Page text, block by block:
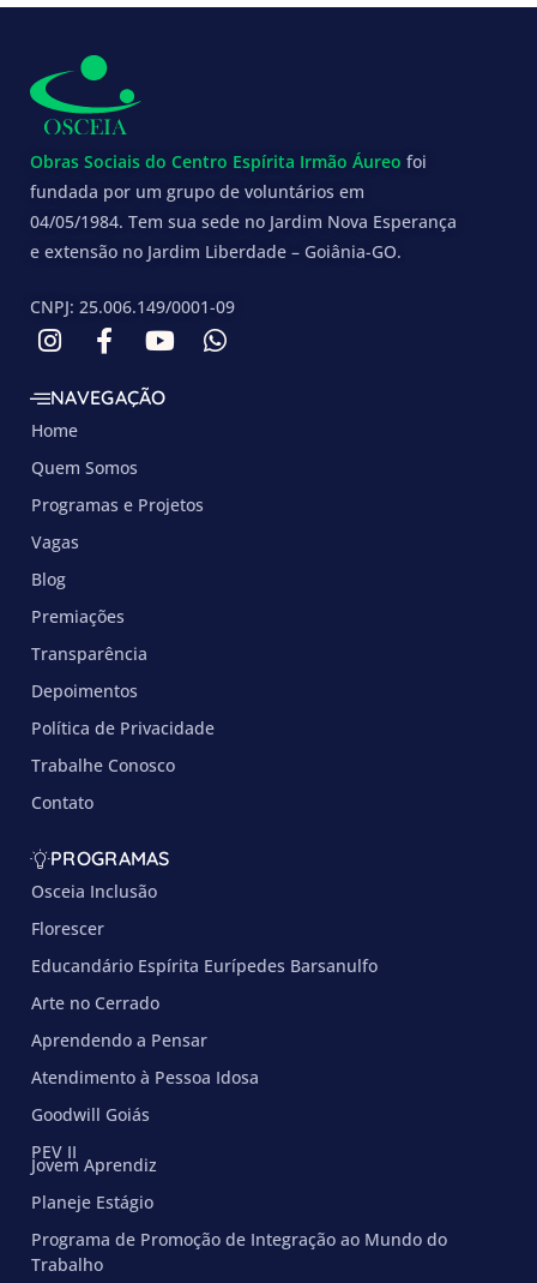
Obras Sociais do Centro Espírita Irmão Áureo foi
fundada por um grupo de voluntários em
04/05/1984. Tem sua sede no Jardim Nova Esperança
e extensão no Jardim Liberdade – Goiânia-GO.
CNPJ: 25.006.149/0001-09
NAVEGAÇÃO
Home
Quem Somos
Programas e Projetos
Vagas
Blog
Premiações
Transparência
Depoimentos
Política de Privacidade
Trabalhe Conosco
Contato
PROGRAMAS
Osceia Inclusão
Florescer
Educandário Espírita Eurípedes Barsanulfo
Arte no Cerrado
Aprendendo a Pensar
Atendimento à Pessoa Idosa
Goodwill Goiás
PEV II
Jovem Aprendiz
Planeje Estágio
Programa de Promoção de Integração ao Mundo do
Trabalho